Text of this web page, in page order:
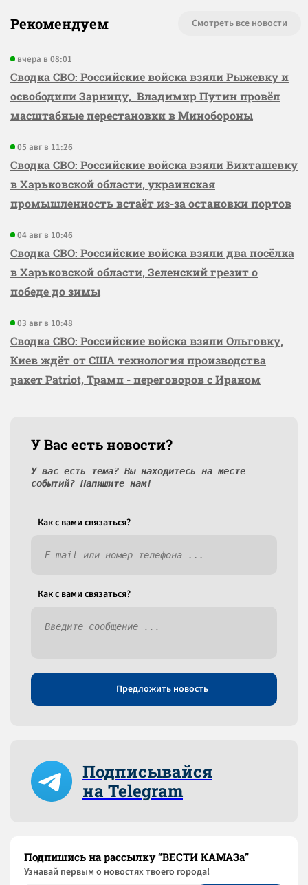
Рекомендуем Смотреть все новости
вчера в 08:01
Сводка СВО: Российские войска взяли Рыжевку и
освободили Зарницу, Владимир Путин провёл
масштабные перестановки в Минобороны
05 авг в 11:26
Сводка СВО: Российские войска взяли Бикташевку
в Харьковской области, украинская
промышленность встаёт из-за остановки портов
04 авг в 10:46
Сводка СВО: Российские войска взяли два посёлка
в Харьковской области, Зеленский грезит о
победе до зимы
03 авг в 10:48
Сводка СВО: Российские войска взяли Ольговку,
Киев ждёт от США технология производства
ракет Patriot, Трамп - переговоров с Ираном
У Вас есть новости?
У вас есть тема? Вы находитесь на месте
событий? Напишите нам!
Как c вами связаться?
Как c вами связаться?
Предложить новость
Подписывайся
на Telegram
Подпишись на рассылку “ВЕСТИ КАМАЗа”
Узнaвай первым о новостях твоего города!